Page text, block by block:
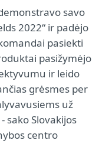
savo
2022“ ir padėjo
pasiekti
pasižymėjo
ir leido
grėsmes per
už
sako Slovakijos
centro